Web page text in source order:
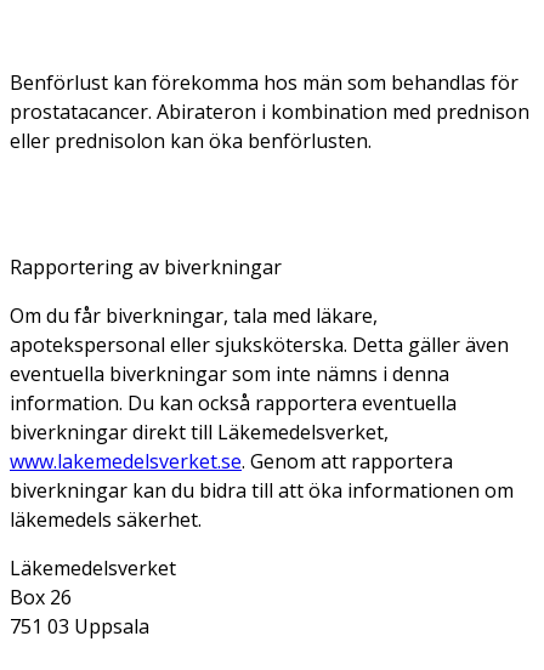
Benförlust kan förekomma hos män som behandlas för
prostatacancer. Abirateron i kombination med prednison
eller prednisolon kan öka benförlusten.
Rapportering av biverkningar
Om du får biverkningar, tala med läkare,
apotekspersonal eller sjuksköterska. Detta gäller även
eventuella biverkningar som inte nämns i denna
information. Du kan också rapportera eventuella
biverkningar direkt till Läkemedelsverket,
www.lakemedelsverket.se. Genom att rapportera
biverkningar kan du bidra till att öka informationen om
läkemedels säkerhet.
Läkemedelsverket
Box 26
751 03 Uppsala